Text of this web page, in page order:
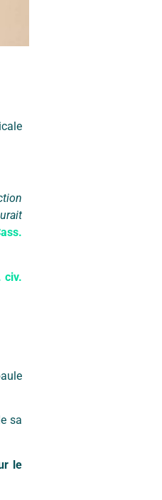
civ.
sa
le